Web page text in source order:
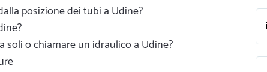
posizione dei tubi a Udine?
soli o chiamare un idraulico a Udine?